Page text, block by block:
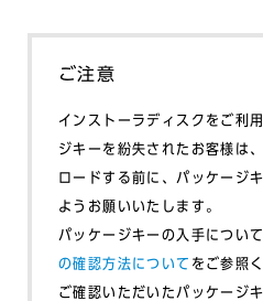
ご注意
インストーラディスクをご利
ジキーを紛失されたお客様は
ロードする前に、パッケージ
ようお願いいたします。
パッケージキーの入手につい
の確認方法について をご参照
ご確認いただいたパッケージ